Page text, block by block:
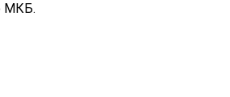
МКБ.